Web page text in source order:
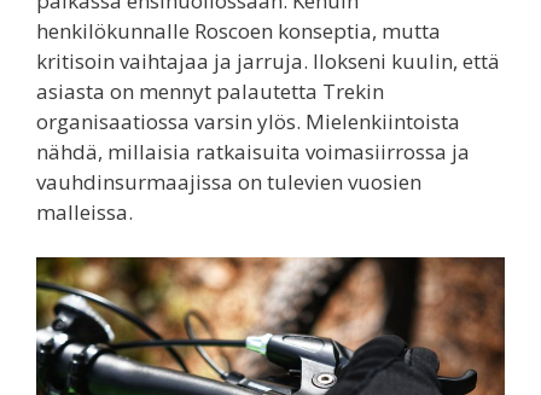
henkilökunnalle Roscoen konseptia, mutta
kritisoin vaihtajaa ja jarruja. Ilokseni kuulin, että
asiasta on mennyt palautetta Trekin
organisaatiossa varsin ylös. Mielenkiintoista
nähdä, millaisia ratkaisuita voimasiirrossa ja
vauhdinsurmaajissa on tulevien vuosien
malleissa.